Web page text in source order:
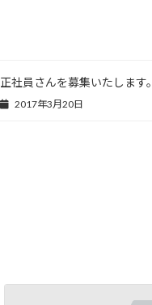
正社員さんを募集いたします。
2017年3月20日